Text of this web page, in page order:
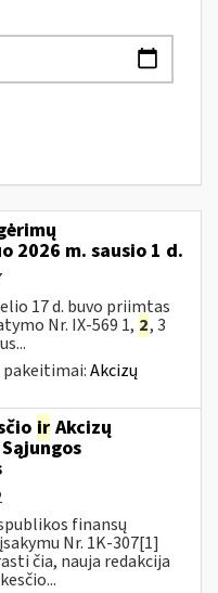
2026 m. sausio 1 d.
17 d. buvo priimtas
Nr. IX-569 1, 2, 3
Akcizų
ir Akcizų
finansų
Nr. 1K-307[1]
čia, nauja redakcija